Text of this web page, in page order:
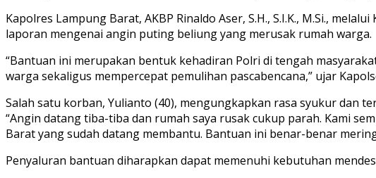
Kapolres Lampung Barat, AKBP Rinaldo Aser, S.H., S.I.K., M.Si.,
laporan mengenai angin puting beliung yang merusak rumah warga.
“Bantuan ini merupakan bentuk kehadiran Polri di tengah
warga sekaligus mempercepat pemulihan pascabencana,” ujar
Salah satu korban, Yulianto (40), mengungkapkan rasa syukur dan
“Angin datang tiba-tiba dan rumah saya rusak cukup parah. Kami
Barat yang sudah datang membantu. Bantuan ini benar-benar
Penyaluran bantuan diharapkan dapat memenuhi kebutuhan